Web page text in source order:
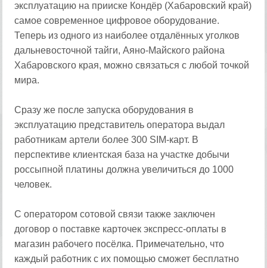
эксплуатацию на прииске Кондёр (Хабаровский край)
самое современное цифровое оборудование.
Теперь из одного из наиболее отдалённых уголков
дальневосточной тайги, Аяно-Майского района
Хабаровского края, можно связаться с любой точкой
мира.
Сразу же после запуска оборудования в
эксплуатацию представитель оператора выдал
работникам артели более 300 SIM-карт. В
перспективе клиентская база на участке добычи
россыпной платины должна увеличиться до 1000
человек.
С оператором сотовой связи также заключен
договор о поставке карточек экспресс-оплаты в
магазин рабочего посёлка. Примечательно, что
каждый работник с их помощью сможет бесплатно